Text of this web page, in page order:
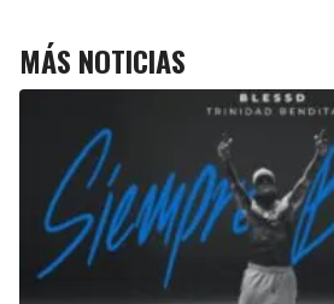
MÁS NOTICIAS